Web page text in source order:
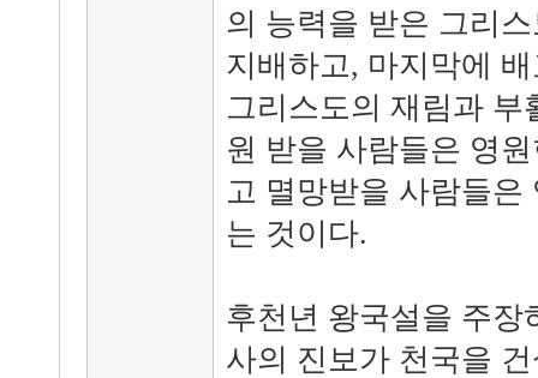
의 능력을 받은 그리
지배하고, 마지막에
그리스도의 재림과 부
원 받을 사람들은 영
고 멸망받을 사람들은
는 것이다.
후천년 왕국설을 주장
사의 진보가 천국을